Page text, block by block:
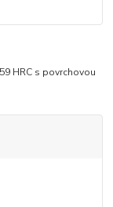
HRC s povrchovou